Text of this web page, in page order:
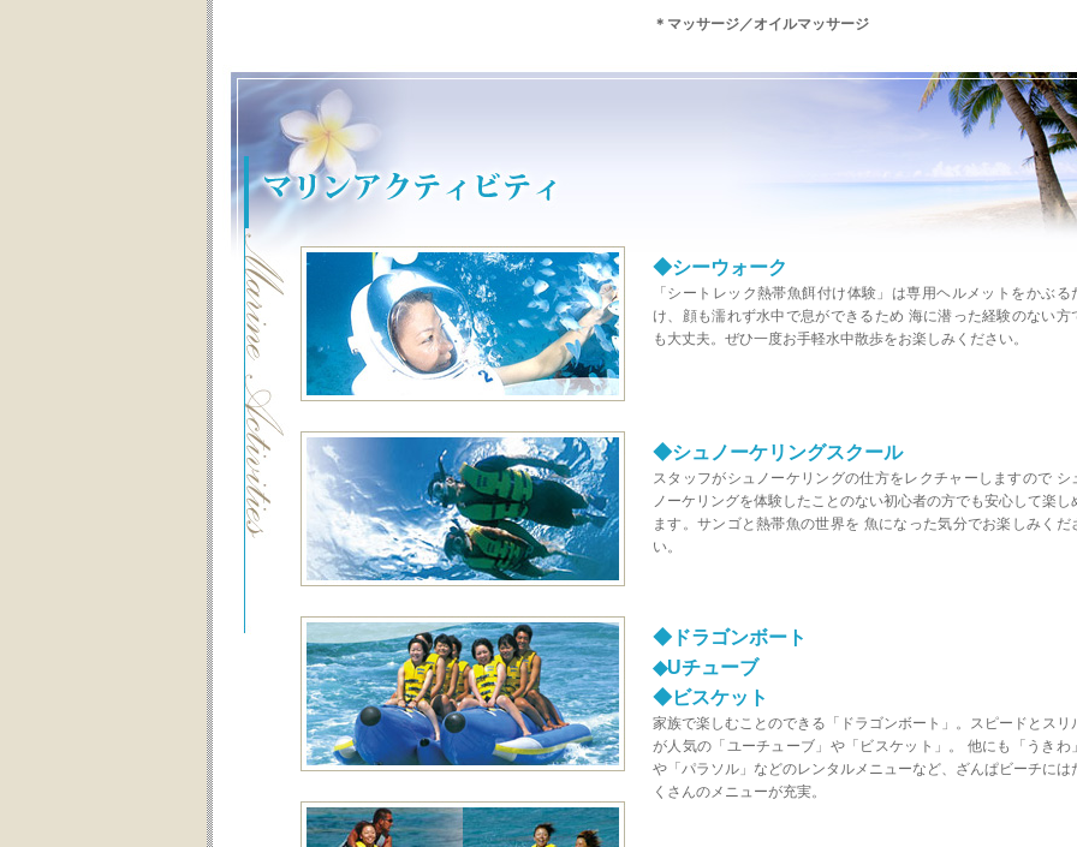
＊マッサージ／オイルマッサージ
◆シーウォーク
「シートレック熱帯魚餌付け体験」は専用ヘルメットをかぶる
け、顔も濡れず水中で息ができるため 海に潜った経験のない方
も大丈夫。ぜひ一度お手軽水中散歩をお楽しみください。
◆シュノーケリングスクール
スタッフがシュノーケリングの仕方をレクチャーしますので シ
ノーケリングを体験したことのない初心者の方でも安心して楽し
ます。サンゴと熱帯魚の世界を 魚になった気分でお楽しみくだ
い。
◆ドラゴンボート
◆Uチューブ
◆ビスケット
家族で楽しむことのできる「ドラゴンボート」。スピードとスリ
が人気の「ユーチューブ」や「ビスケット」。 他にも「うきわ
や「パラソル」などのレンタルメニューなど、ざんぱビーチには
くさんのメニューが充実。